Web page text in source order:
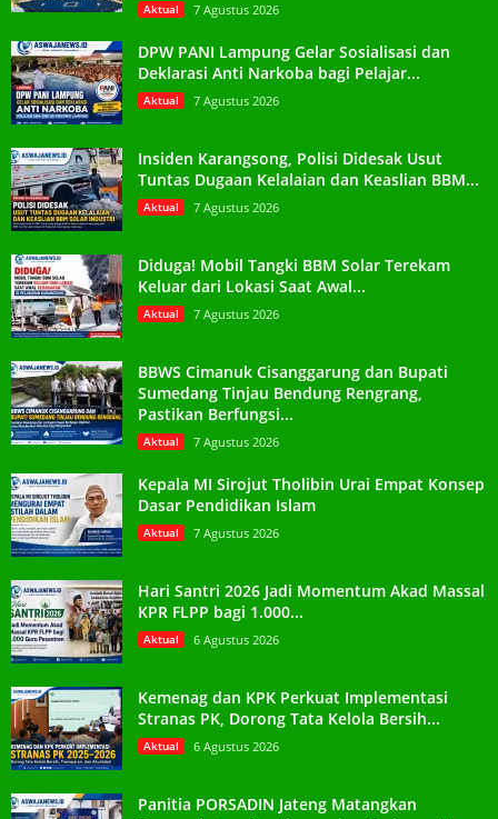
Aktual 7 Agustus 2026
DPW PANI Lampung Gelar Sosialisasi dan
Deklarasi Anti Narkoba bagi Pelajar...
Aktual 7 Agustus 2026
Insiden Karangsong, Polisi Didesak Usut
Tuntas Dugaan Kelalaian dan Keaslian BBM...
Aktual 7 Agustus 2026
Diduga! Mobil Tangki BBM Solar Terekam
Keluar dari Lokasi Saat Awal...
Aktual 7 Agustus 2026
BBWS Cimanuk Cisanggarung dan Bupati
Sumedang Tinjau Bendung Rengrang,
Pastikan Berfungsi...
Aktual 7 Agustus 2026
Kepala MI Sirojut Tholibin Urai Empat Konsep
Dasar Pendidikan Islam
Aktual 7 Agustus 2026
Hari Santri 2026 Jadi Momentum Akad Massal
KPR FLPP bagi 1.000...
Aktual 6 Agustus 2026
Kemenag dan KPK Perkuat Implementasi
Stranas PK, Dorong Tata Kelola Bersih...
Aktual 6 Agustus 2026
Panitia PORSADIN Jateng Matangkan